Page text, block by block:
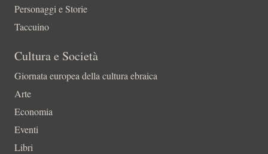
Personaggi e Storie
Taccuino
Cultura e Società
Giornata europea della cultura ebraica
Arte
Economia
Eventi
Libri